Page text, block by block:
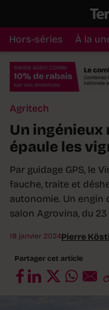
Hors-séries À la
Agritech
Un
épaule les
Par guidage GPS, le
fauche, traite et
autonomie. Un engin
salon Agrovina, du
18 janvier 2024Pierre
Partager cet article